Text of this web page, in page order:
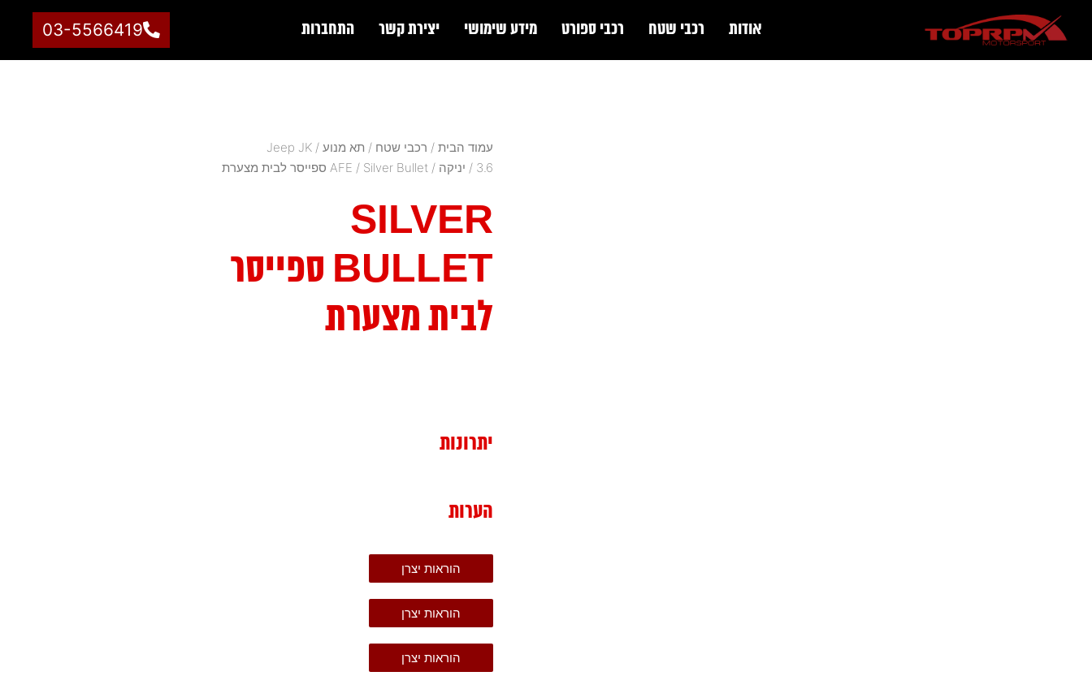
אודות רכבי שטח רכבי ספורט מידע שימושי יצירת קשר התחברות 03-5566419
עמוד הבית / רכבי שטח / תא מנוע /
Jeep JK
3.6
/ יניקה /
AFE / Silver Bullet ספייסר לבית מצערת
SILVER
BULLET ספייסר
לבית מצערת
יתרונות
הערות
הוראות יצרן
הוראות יצרן
הוראות יצרן